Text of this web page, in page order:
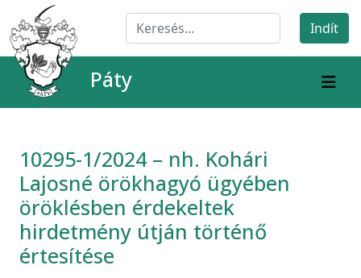
Páty
10295-1/2024 – nh. Kohári
Lajosné örökhagyó ügyében
öröklésben érdekeltek
hirdetmény útján történő
értesítése